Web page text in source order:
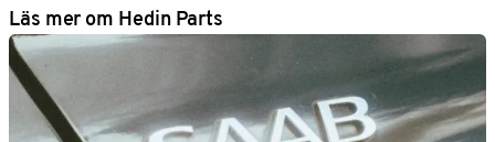
Läs mer om Hedin Parts